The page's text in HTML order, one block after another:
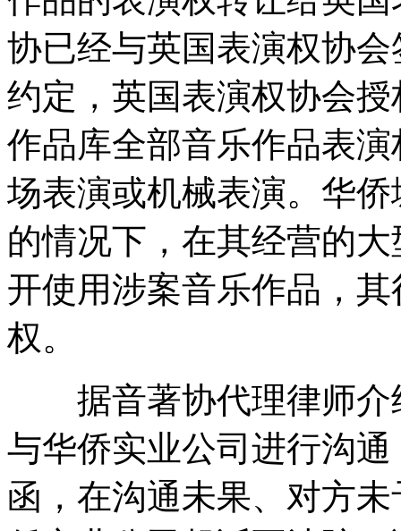
协已经与英国表演权协
约定，英国表演权协会
作品库全部音乐作品表
场表演或机械表演。华
的情况下，在其经营的
开使用涉案音乐作品，
权。
据音著协代理律师介
与华侨实业公司进行沟
函，在沟通未果、对方